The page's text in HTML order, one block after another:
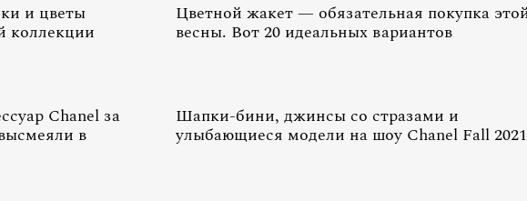
и цветы
коллекции
Цветной жакет — обязательная покупка
весны. Вот 20 идеальных вариантов
Chanel за
в
Шапки-бини, джинсы со стразами и
улыбающиеся модели на шоу Chanel Fall 2021